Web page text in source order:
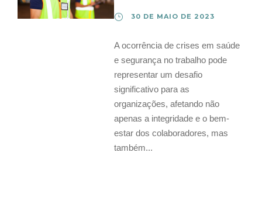
30 DE MAIO DE 2023
A ocorrência de crises em saúde
e segurança no trabalho pode
representar um desafio
significativo para as
organizações, afetando não
apenas a integridade e o bem-
estar dos colaboradores, mas
também...